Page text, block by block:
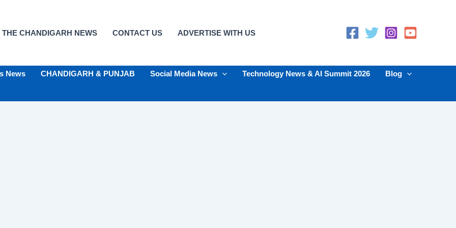
CHANDIGARH NEWS CONTACT US ADVERTISE WITH US
News CHANDIGARH & PUNJAB Social Media News Technology News & AI Summit 2026
Blog